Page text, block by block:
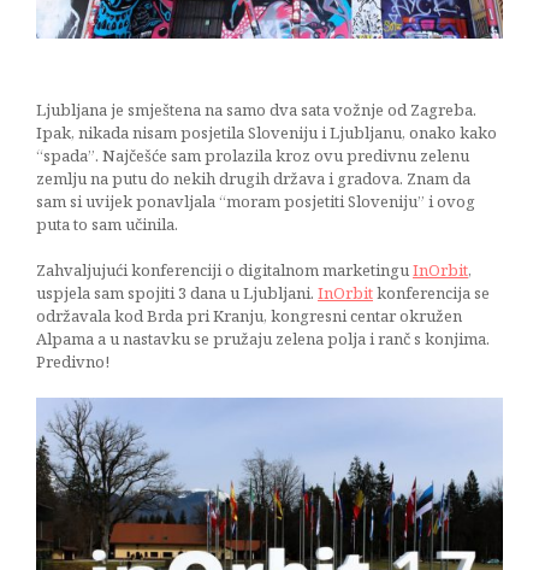
Ljubljana je smještena na samo dva sata vožnje od Zagreba.
Ipak, nikada nisam posjetila Sloveniju i Ljubljanu, onako kako
“spada”. Najčešće sam prolazila kroz ovu predivnu zelenu
zemlju na putu do nekih drugih država i gradova. Znam da
sam si uvijek ponavljala “moram posjetiti Sloveniju” i ovog
puta to sam učinila.
Zahvaljujući konferenciji o digitalnom marketinguInOrbit,
uspjela sam spojiti 3 dana u Ljubljani. InOrbitkonferencija se
održavala kod Brda pri Kranju, kongresni centar okružen
Alpama a u nastavku se pružaju zelena polja i ranč s konjima.
Predivno!